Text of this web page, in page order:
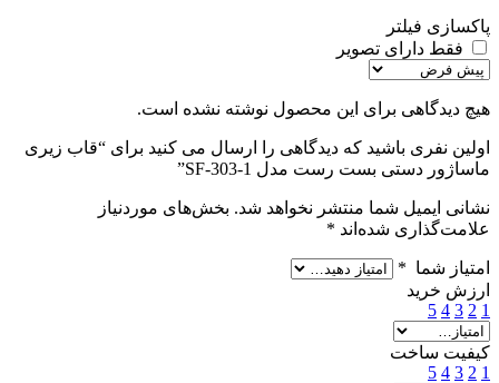
پاکسازی فیلتر
فقط دارای تصویر
هیچ دیدگاهی برای این محصول نوشته نشده است.
اولین نفری باشید که دیدگاهی را ارسال می کنید برای “قاب زیری
ماساژور دستی بست رست مدل SF-303-1”
نشانی ایمیل شما منتشر نخواهد شد. بخش‌های موردنیاز
علامت‌گذاری شده‌اند *
امتیاز شما *
ارزش خرید
1
2
3
4
5
کیفیت ساخت
1
2
3
4
5